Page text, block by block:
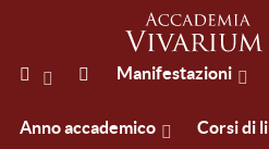
Manifestazioni
Anno accademico Corsi di